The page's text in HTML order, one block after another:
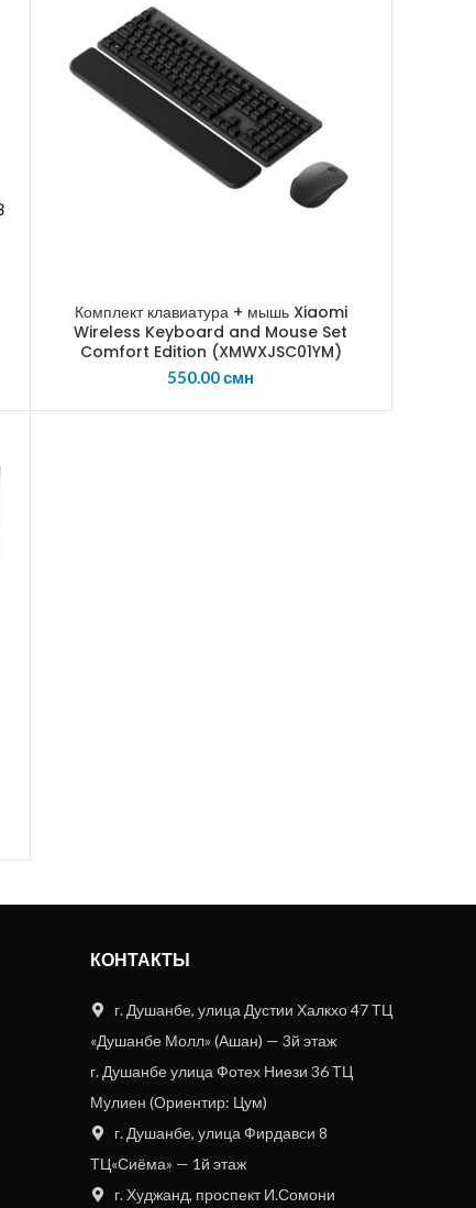
Комплект клавиатура + мышь Xiaomi
Wireless Keyboard and Mouse Set
Comfort Edition (XMWXJSC01YM)
550.00смн
КОНТАКТЫ
г. Душанбе, улица Дустии Халкхо 47 ТЦ
«Душанбе Молл» (Ашан) — 3й этаж
г. Душанбе улица Фотех Ниези 36 ТЦ
Мулиен (Ориентир: Цум)
г. Душанбе, улица Фирдавси 8
ТЦ«Сиёма» — 1й этаж
г. Худжанд, проспект И.Сомони